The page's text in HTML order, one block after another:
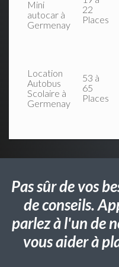
Mini
autocar à
Germenay
22
Places
Location
Autobus
Scolaire à
Germenay
53 à
65
Places
Pas sûr de vos
de conseils.
parlez à l'un de
vous aider à